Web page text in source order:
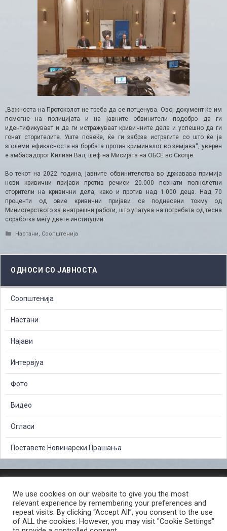
„Важноста на Протоколот не треба да се потценува. Овој документ ќе им
помогне на полицијата и на јавните обвинители подобро да ги
идентификуваат и да ги истражуваат кривичните дела и успешно да ги
гонат сторителите. Уште повеќе, ќе ги забрза истрагите со што ќе ја
зголеми ефикасноста на борбата против криминалот во земјава“, уверен
е амбасадорот Килиан Вал, шеф на Мисијата на ОБСЕ во Скопје.
Во текот на 2022 година, јавните обвинителства во државава примија
нови кривични пријави против речиси 20.000 познати полнолетни
сторители на кривични дела, како и против над 1.000 деца. Над 70
проценти од овие кривични пријави се поднесени токму од
Министерството за внатрешни работи, што упатува на потребата од тесна
соработка меѓу двете институции.
Categories
Настани, Соопштенија
ОДНОСИ СО ЈАВНОСТА
Соопштенија
Настани
Најави
Интервјуа
Фото
Видео
Огласи
Поставете Новинарски Прашања
СЛОБОДЕН ПРИСТАП ДО ИНФОРМАЦИИ ОД ЈАВЕН КАРАКТЕР
ПОСТАПКА ЗА ПРИЈАВА НА КРИВИЧНО ДЕЛО
КОРИСНИ ЛИНКОВИ
ПОЛИТИКА ЗА ПРИВАТНОСТ ВЕБ СТРАНИЦА
We use cookies on our website to give you the most
relevant experience by remembering your preferences and
repeat visits. By clicking “Accept All”, you consent to the use
of ALL the cookies. However, you may visit "Cookie Settings"